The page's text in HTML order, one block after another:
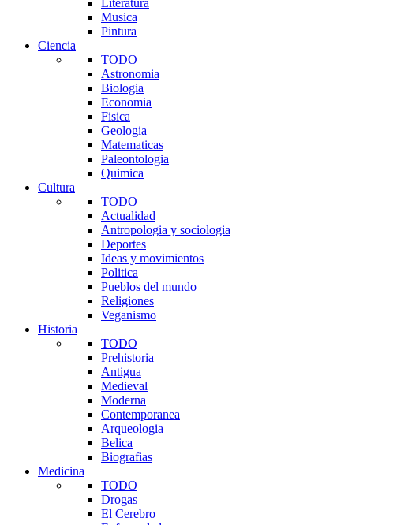
Musica
Pintura
Ciencia
TODO
Astronomia
Biologia
Economia
Fisica
Geologia
Matematicas
Paleontologia
Quimica
Cultura
TODO
Actualidad
Antropologia y sociologia
Deportes
Ideas y movimientos
Politica
Pueblos del mundo
Religiones
Veganismo
Historia
TODO
Prehistoria
Antigua
Medieval
Moderna
Contemporanea
Arqueologia
Belica
Biografias
Medicina
TODO
Drogas
El Cerebro